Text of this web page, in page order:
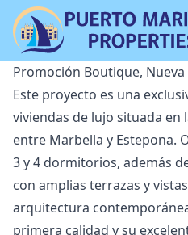
Promoción Boutique,
Este proyecto es una
viviendas de lujo situada en
entre Marbella y Estepona.
3 y 4 dormitorios, además
con amplias terrazas y
arquitectura
primera calidad y su